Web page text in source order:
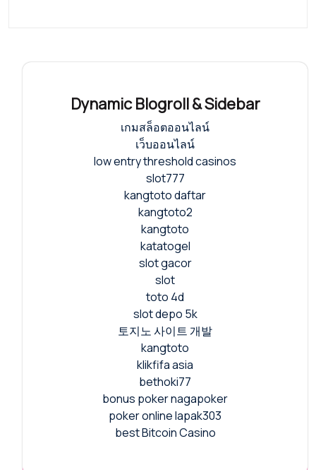
Dynamic Blogroll & Sidebar
เกมสล็อตออนไลน์
เว็บออนไลน์
low entry threshold casinos
slot777
kangtoto daftar
kangtoto2
kangtoto
katatogel
slot gacor
slot
toto 4d
slot depo 5k
토지노 사이트 개발
kangtoto
klikfifa asia
bethoki77
bonus poker nagapoker
poker online lapak303
best Bitcoin Casino